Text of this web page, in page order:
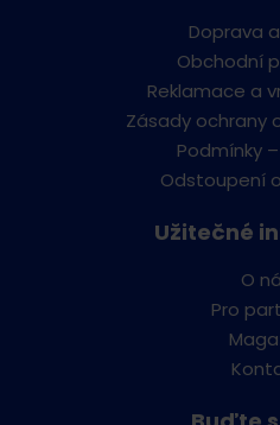
Doprava
Obchodní
Reklamace a
Zásady ochrany
Podmínky
Odstoupení
Užitečné
O
Pro